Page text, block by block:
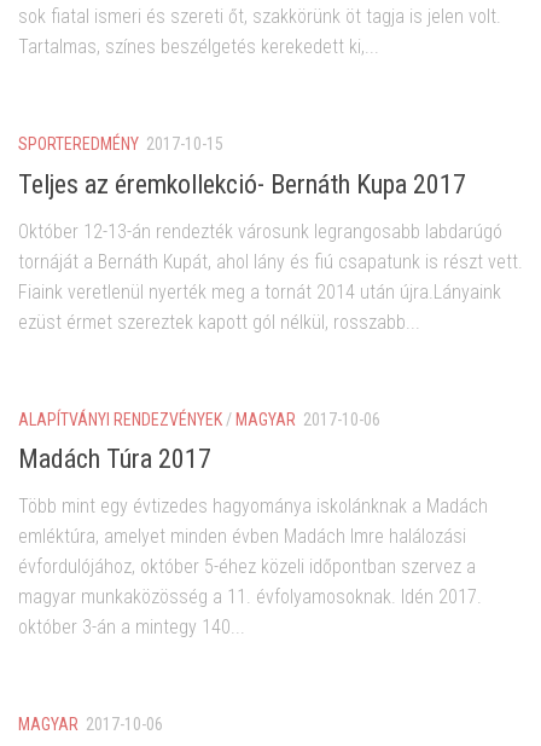
sok fiatal ismeri és szereti őt, szakkörünk öt tagja is jelen volt.
Tartalmas, színes beszélgetés kerekedett ki,...
SPORTEREDMÉNY 2017-10-15
Teljes az éremkollekció- Bernáth Kupa 2017
Október 12-13-án rendezték városunk legrangosabb labdarúgó
tornáját a Bernáth Kupát, ahol lány és fiú csapatunk is részt vett.
Fiaink veretlenül nyerték meg a tornát 2014 után újra.Lányaink
ezüst érmet szereztek kapott gól nélkül, rosszabb...
ALAPÍTVÁNYI RENDEZVÉNYEK /MAGYAR 2017-10-06
Madách Túra 2017
Több mint egy évtizedes hagyománya iskolánknak a Madách
emléktúra, amelyet minden évben Madách Imre halálozási
évfordulójához, október 5-éhez közeli időpontban szervez a
magyar munkaközösség a 11. évfolyamosoknak. Idén 2017.
október 3-án a mintegy 140...
MAGYAR 2017-10-06